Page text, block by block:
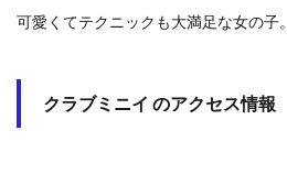
可愛くてテクニックも大満足な女の子。
クラブミニイ のアクセス情報